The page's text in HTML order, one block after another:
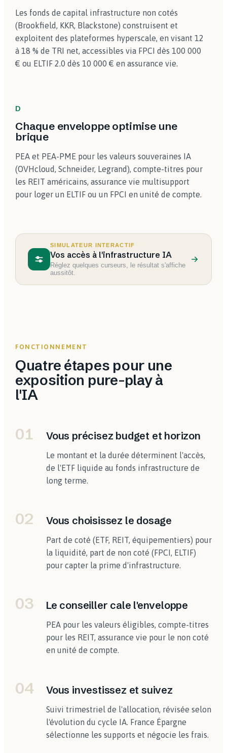
Les fonds de capital infrastructure non cotés
(Brookfield, KKR, Blackstone) construisent et
exploitent des plateformes hyperscale, en visant 12
à 18 % de TRI net, accessibles via FPCI dès 100 000
€ ou ELTIF 2.0 dès 10 000 € en assurance vie.
D
Chaque enveloppe optimise une
brique
PEA et PEA-PME pour les valeurs souveraines IA
(OVHcloud, Schneider, Legrand), compte-titres pour
les REIT américains, assurance vie multisupport
pour loger un ELTIF ou un FPCI en unité de compte.
SIMULATEUR INTERACTIF
Vos accès à l'infrastructure IA
Réglez quelques curseurs, le résultat s'affiche
aussitôt.
FONCTIONNEMENT
Quatre étapes pour une
exposition pure-play à
l'IA
01 Vous précisez budget et horizon
Le montant et la durée déterminent l'accès,
de l'ETF liquide au fonds infrastructure de
long terme.
02 Vous choisissez le dosage
Part de coté (ETF, REIT, équipementiers) pour
la liquidité, part de non coté (FPCI, ELTIF)
pour capter la prime d'infrastructure.
03 Le conseiller cale l'enveloppe
PEA pour les valeurs éligibles, compte-titres
pour les REIT, assurance vie pour le non coté
en unité de compte.
04 Vous investissez et suivez
Suivi trimestriel de l'allocation, révisée selon
l'évolution du cycle IA. France Épargne
sélectionne les supports et négocie les frais.